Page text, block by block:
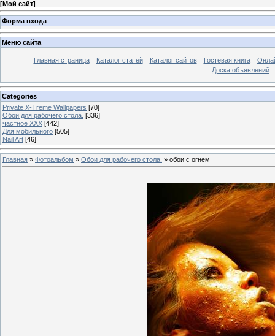
[Мой сайт]
Форма входа
Меню сайта
Главная страница Каталог статей Каталог сайтов Гостевая книга
Доска объявлений
Categories
Private X-Treme Wallpapers [70]
Обои для рабочего стола. [336]
частное ХХХ [442]
Для мобильного [505]
Nail Art [46]
Главная » Фотоальбом » Обои для рабочего стола. » обои с огнем